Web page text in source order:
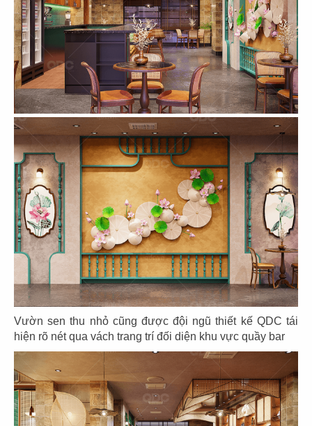
Vườn sen thu nhỏ cũng được đội ngũ thiết kế QDC tái
hiện rõ nét qua vách trang trí đối diện khu vực quầy bar
47
MURAD
Showroom
48
NISSTA
Showroom
49
DUDOFF
Showroom
50
EL GAUCHO
CN Hikari
51
EL GAUCHO
CN Long Biên
EL GAUCHO
CN Wink Hotel